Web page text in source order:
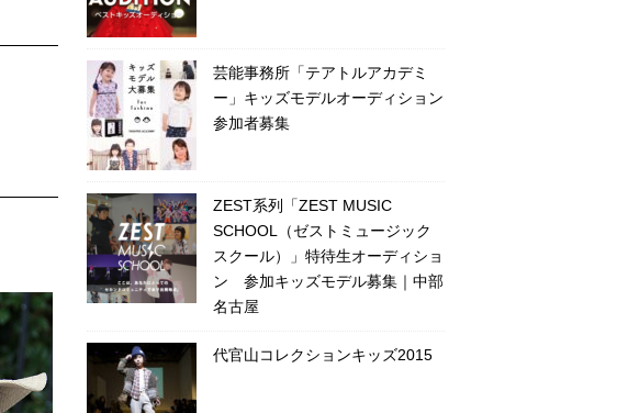
芸能事務所「テアトルアカデミ
ー」キッズモデルオーディション
参加者募集
ZEST系列「ZEST MUSIC
SCHOOL（ゼストミュージック
スクール）」特待生オーディショ
ン 参加キッズモデル募集｜中部
名古屋
代官山コレクションキッズ2015